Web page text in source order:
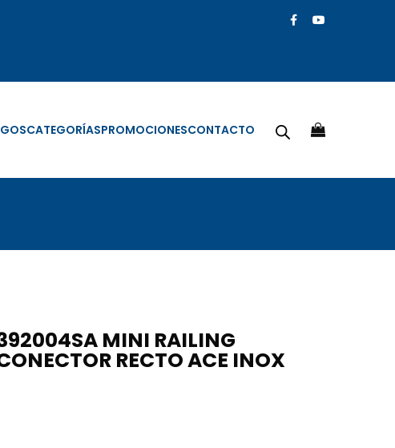
CATEGORÍASPROMOCIONESCONTACTO
MINI RAILING
RECTO ACE INOX